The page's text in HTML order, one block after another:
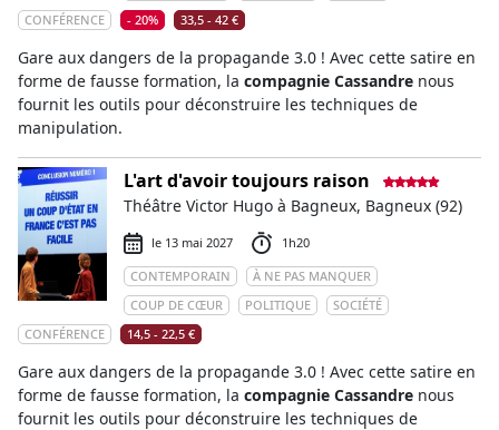
CONFÉRENCE
- 20% 33,5 - 42 €
Gare aux dangers de la propagande 3.0 ! Avec cette satire en
forme de fausse formation, la compagnie Cassandre nous
fournit les outils pour déconstruire les techniques de
manipulation.
L'art d'avoir toujours raison
Théâtre Victor Hugo à Bagneux, Bagneux (92)
le 13 mai 2027
1h20
CONTEMPORAIN
À NE PAS MANQUER
COUP DE CŒUR
POLITIQUE
SOCIÉTÉ
CONFÉRENCE
14,5 - 22,5 €
Gare aux dangers de la propagande 3.0 ! Avec cette satire en
forme de fausse formation, la compagnie Cassandre nous
fournit les outils pour déconstruire les techniques de